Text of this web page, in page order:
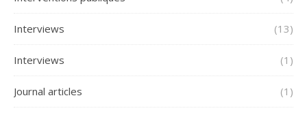
Interviews (13)
Interviews (1)
Journal articles (1)